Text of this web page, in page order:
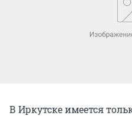
В Иркутске имеется